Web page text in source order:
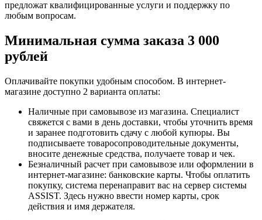
предложат квалифицированные услуги и поддержку по
любым вопросам.
Минимальная сумма заказа 3 000
рублей
Оплачивайте покупки удобным способом. В интернет-
магазине доступно 2 варианта оплаты:
Наличные при самовывозе из магазина. Специалист
свяжется с вами в день доставки, чтобы уточнить время
и заранее подготовить сдачу с любой купюры. Вы
подписываете товаросопроводительные документы,
вносите денежные средства, получаете товар и чек.
Безналичный расчет при самовывозе или оформлении в
интернет-магазине: банковские карты. Чтобы оплатить
покупку, система перенаправит вас на сервер системы
ASSIST. Здесь нужно ввести номер карты, срок
действия и имя держателя.